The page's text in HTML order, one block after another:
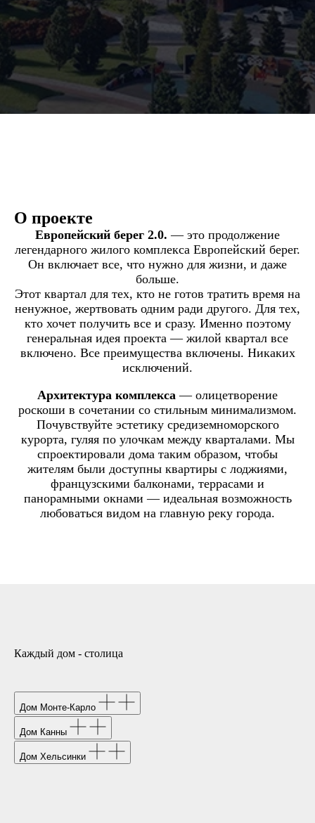
О проекте
Европейский берег 2.0. — это продолжение
легендарного жилого комплекса Европейский берег.
Он включает все, что нужно для жизни, и даже
больше.
Этот квартал для тех, кто не готов тратить время на
ненужное, жертвовать одним ради другого. Для тех,
кто хочет получить все и сразу. Именно поэтому
генеральная идея проекта — жилой квартал все
включено. Все преимущества включены. Никаких
исключений.
Архитектура комплекса — олицетворение
роскоши в сочетании со стильным минимализмом.
Почувствуйте эстетику средиземноморского
курорта, гуляя по улочкам между кварталами. Мы
спроектировали дома таким образом, чтобы
жителям были доступны квартиры с лоджиями,
французскими балконами, террасами и
панорамными окнами — идеальная возможность
любоваться видом на главную реку города.
Каждый дом - столица
Дом Монте-Карло
Дом Канны
Дом Хельсинки